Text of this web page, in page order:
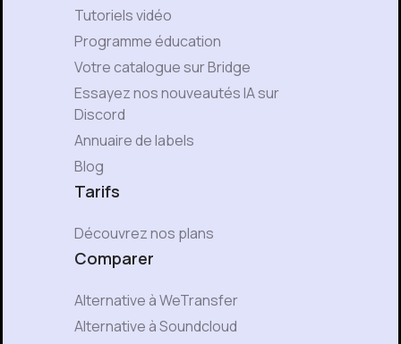
Tutoriels vidéo
Programme éducation
Votre catalogue sur Bridge
Essayez nos nouveautés IA sur
Discord
Annuaire de labels
Blog
Tarifs
Découvrez nos plans
Comparer
Alternative à WeTransfer
Alternative à Soundcloud